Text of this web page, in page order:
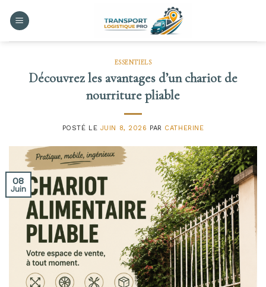
ESSENTIELS
Découvrez les avantages d’un chariot de
nourriture pliable
POSTÉ LE JUIN 8, 2026 PAR CATHERINE
08
Juin